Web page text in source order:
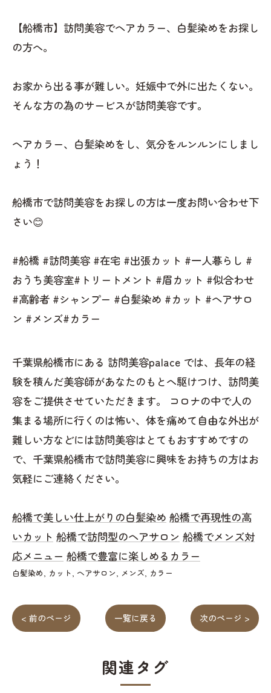
【船橋市】訪問美容でヘアカラー、白髪染めをお探し
の方へ。
お家から出る事が難しい。妊娠中で外に出たくない。
そんな方の為のサービスが訪問美容です。
ヘアカラー、白髪染めをし、気分をルンルンにしまし
ょう！
船橋市で訪問美容をお探しの方は一度お問い合わせ下
さい😊
#船橋 #訪問美容 #在宅 #出張カット #一人暮らし #
おうち美容室#トリートメント #眉カット #似合わせ
#高齢者 #シャンプー #白髪染め #カット #ヘアサロ
ン #メンズ#カラー
千葉県船橋市にある 訪問美容palace では、長年の経
験を積んだ美容師があなたのもとへ駆けつけ、訪問美
容をご提供させていただきます。 コロナの中で人の
集まる場所に行くのは怖い、体を痛めて自由な外出が
難しい方などには訪問美容はとてもおすすめですの
で、千葉県船橋市で訪問美容に興味をお持ちの方はお
気軽にご連絡ください。
船橋で美しい仕上がりの白髪染め 船橋で再現性の高
いカット 船橋で訪問型のヘアサロン 船橋でメンズ対
応メニュー 船橋で豊富に楽しめるカラー
白髪染め カット ヘアサロン メンズ カラー
< 前のページ 一覧に戻る 次のページ >
関連タグ